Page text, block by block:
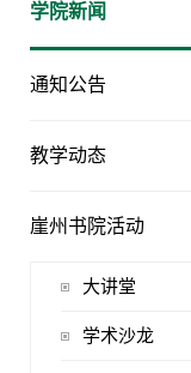
学院新闻
通知公告
教学动态
崖州书院活动
大讲堂
学术沙龙